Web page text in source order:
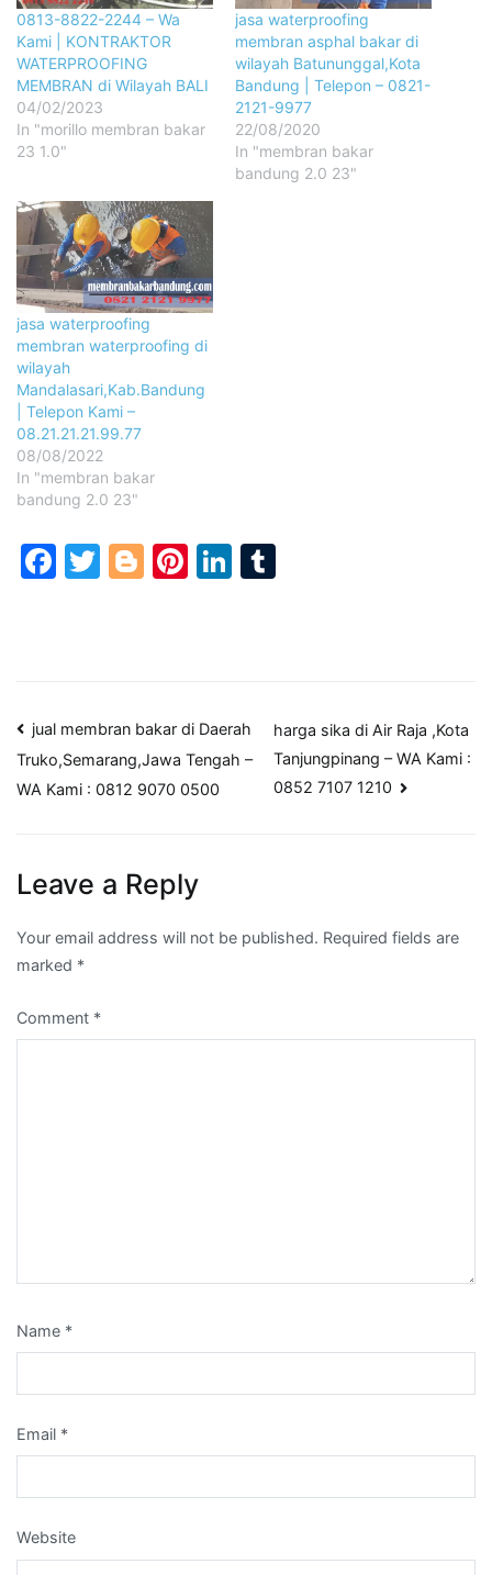
0813-8822-2244 – Wa
Kami | KONTRAKTOR
WATERPROOFING
MEMBRAN di Wilayah BALI
04/02/2023
In "morillo membran bakar
23 1.0"
jasa waterproofing
membran asphal bakar di
wilayah Batununggal,Kota
Bandung | Telepon – 0821-
2121-9977
22/08/2020
In "membran bakar
bandung 2.0 23"
jasa waterproofing
membran waterproofing di
wilayah
Mandalasari,Kab.Bandung
| Telepon Kami –
08.21.21.21.99.77
08/08/2022
In "membran bakar
bandung 2.0 23"
Facebook
Twitter
Blogger
Pinterest
LinkedIn
Post
navigation
jual membran bakar di Daerah
Truko,Semarang,Jawa Tengah –
WA Kami : 0812 9070 0500
harga sika di Air Raja ,Kota
Tanjungpinang – WA Kami :
0852 7107 1210
Leave a Reply
Your email address will not be published. Required fields are
marked *
Comment *
Name *
Email *
Website